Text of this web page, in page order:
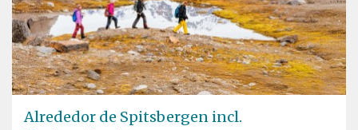
Alrededor de Spitsbergen incl.